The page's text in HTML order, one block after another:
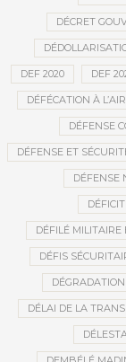
DÉCRET
DEF 2020 DEF
DÉFÉCATION À
DÉFENSE
DÉFENSE ET
DÉFENSE
DÉFILÉ
DÉFIS
DÉLAI DE LA